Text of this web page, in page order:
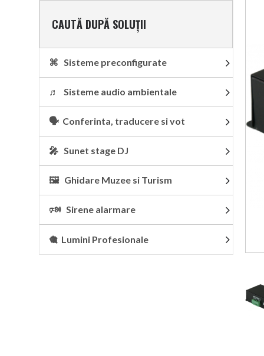
CAUTĂ DUPĂ SOLUȚII
⌘ Sisteme preconfigurate
♬ Sisteme audio ambientale
🗣 Conferinta, traducere si vot
🎤 Sunet stage DJ
🖼 Ghidare Muzee si Turism
🕬 Sirene alarmare
🎕 Lumini Profesionale